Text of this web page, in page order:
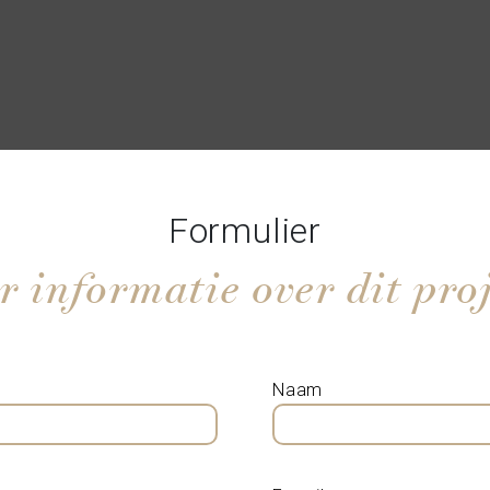
Formulier
informatie over dit
Naam